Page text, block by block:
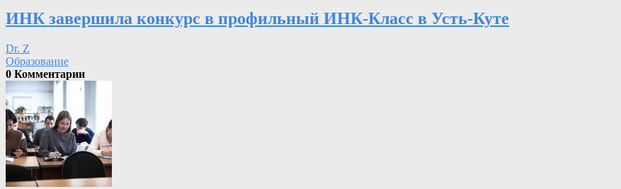
ИНК завершила конкурс в профильный ИНК-Класс в Усть-Куте
Dr. Z
Образование
0 Комментарии